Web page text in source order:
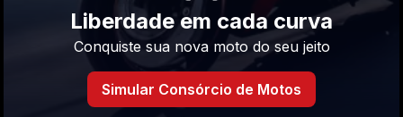
Liberdade em cada curva
Conquiste sua nova moto do seu jeito
Simular Consórcio de Motos